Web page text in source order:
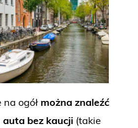
ogół można znaleźć
bez kaucji (takie